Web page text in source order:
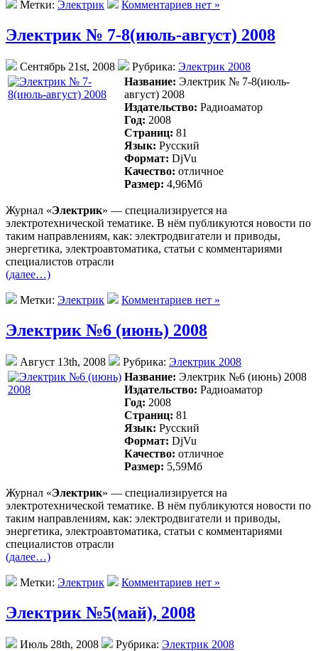
Метки: Электрик Комментариев нет »
Электрик № 7-8(июль-август) 2008
Сентябрь 21st, 2008 Рубрика: Электрик 2008
Название: Электрик № 7-8(июль-
август) 2008
Издательство: Радиоаматор
Год: 2008
Страниц: 81
Язык: Русский
Формат: DjVu
Качество: отличное
Размер: 4,96Mб
Журнал «Электрик» — специализируется на
электротехнической тематике. В нём публикуются новости по
таким направлениям, как: электродвигатели и приводы,
энергетика, электроавтоматика, статьи с комментариями
специалистов отрасли
(далее…)
Метки: Электрик Комментариев нет »
Электрик №6 (июнь) 2008
Август 13th, 2008 Рубрика: Электрик 2008
Название: Электрик №6 (июнь) 2008
Издательство: Радиоаматор
Год: 2008
Страниц: 81
Язык: Русский
Формат: DjVu
Качество: отличное
Размер: 5,59Mб
Журнал «Электрик» — специализируется на
электротехнической тематике. В нём публикуются новости по
таким направлениям, как: электродвигатели и приводы,
энергетика, электроавтоматика, статьи с комментариями
специалистов отрасли
(далее…)
Метки: Электрик Комментариев нет »
Электрик №5(май), 2008
Июль 28th, 2008 Рубрика: Электрик 2008